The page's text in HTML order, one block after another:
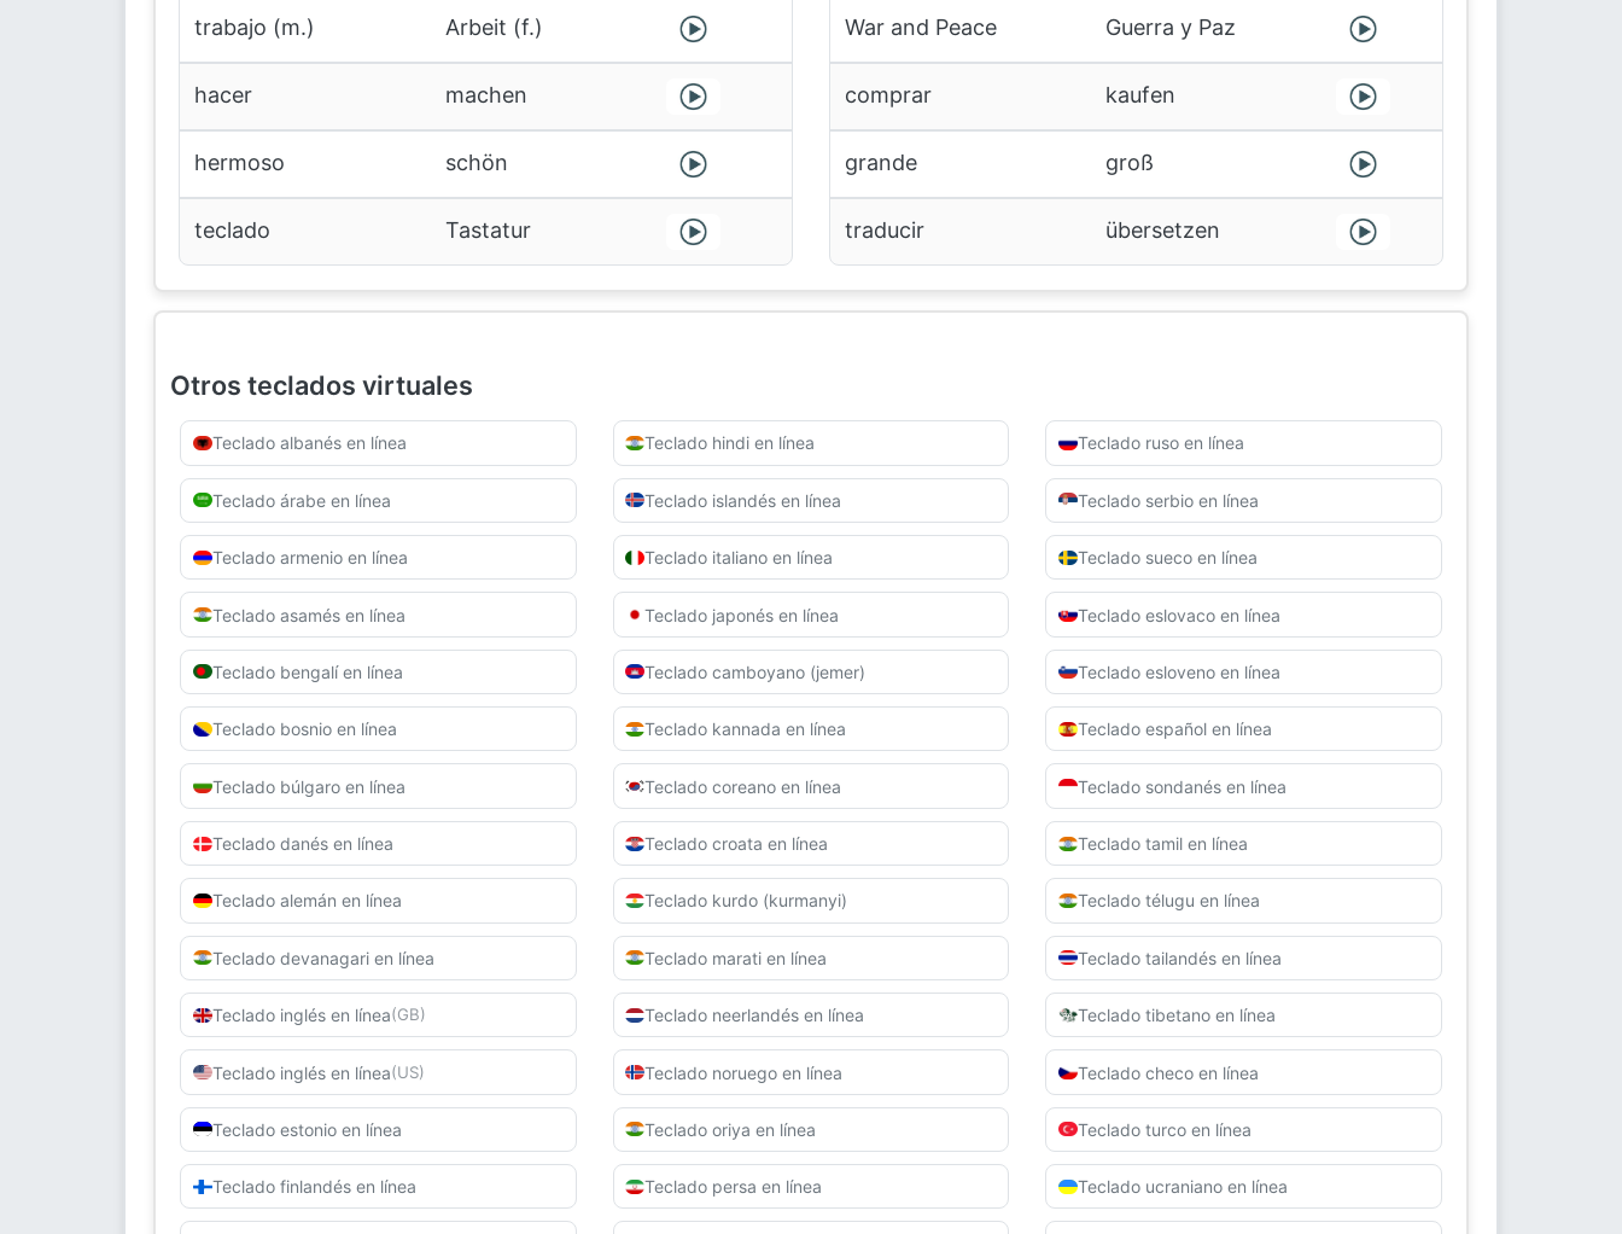
trabajo (m.) Arbeit (f.)
hacer machen
hermoso schön
teclado Tastatur
War and Peace Guerra y Paz
comprar kaufen
grande groß
traducir übersetzen
Otros teclados virtuales
Teclado albanés en línea
Teclado árabe en línea
Teclado armenio en línea
Teclado asamés en línea
Teclado bengalí en línea
Teclado bosnio en línea
Teclado búlgaro en línea
Teclado danés en línea
Teclado alemán en línea
Teclado devanagari en línea
Teclado inglés en línea(GB)
Teclado inglés en línea(US)
Teclado estonio en línea
Teclado finlandés en línea
Teclado hindi en línea
Teclado islandés en línea
Teclado italiano en línea
Teclado japonés en línea
Teclado camboyano (jemer)
Teclado kannada en línea
Teclado coreano en línea
Teclado croata en línea
Teclado kurdo (kurmanyi)
Teclado marati en línea
Teclado neerlandés en línea
Teclado noruego en línea
Teclado oriya en línea
Teclado persa en línea
Teclado ruso en línea
Teclado serbio en línea
Teclado sueco en línea
Teclado eslovaco en línea
Teclado esloveno en línea
Teclado español en línea
Teclado sondanés en línea
Teclado tamil en línea
Teclado télugu en línea
Teclado tailandés en línea
Teclado tibetano en línea
Teclado checo en línea
Teclado turco en línea
Teclado ucraniano en línea